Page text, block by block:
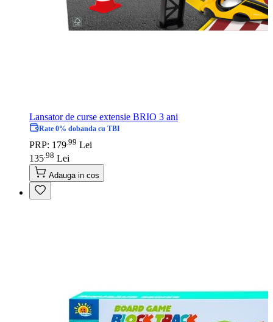
Lansator de curse extensie BRIO 3 ani
Rate 0% dobanda cu TBI
PRP: 179 99 Lei
135 98 Lei
Adauga in cos